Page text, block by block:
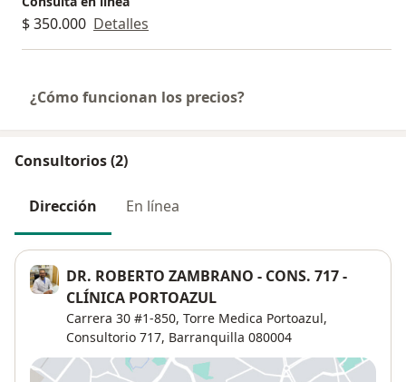
$ 350.000 Detalles
¿Cómo funcionan los precios?
Consultorios (2)
Dirección En línea
DR. ROBERTO ZAMBRANO - CONS. 717 -
CLÍNICA PORTOAZUL
Carrera 30 #1-850, Torre Medica Portoazul,
Consultorio 717, Barranquilla 080004